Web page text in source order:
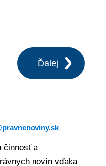
Ďalej
činnosť a
novín vďaka